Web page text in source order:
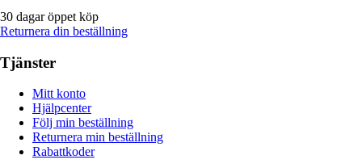
30 dagar öppet köp
Returnera din beställning
Tjänster
Mitt konto
Hjälpcenter
Följ min beställning
Returnera min beställning
Rabattkoder